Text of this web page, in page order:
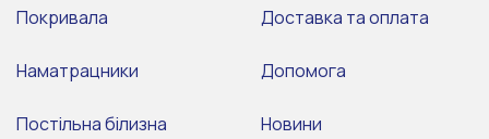
Покривала
Наматрацники
Постільна білизна
Доставка та оплата
Допомога
Новини